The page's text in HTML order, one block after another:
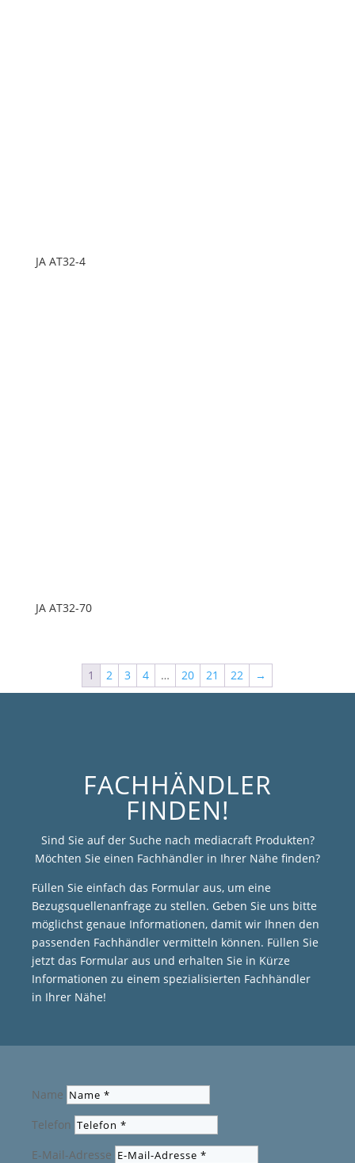
JA AT32-4
JA AT32-70
1 2 3 4 … 20 21 22 →
FACHHÄNDLER
FINDEN!
Sind Sie auf der Suche nach mediacraft Produkten?
Möchten Sie einen Fachhändler in Ihrer Nähe finden?
Füllen Sie einfach das Formular aus, um eine
Bezugsquellenanfrage zu stellen. Geben Sie uns bitte
möglichst genaue Informationen, damit wir Ihnen den
passenden Fachhändler vermitteln können. Füllen Sie
jetzt das Formular aus und erhalten Sie in Kürze
Informationen zu einem spezialisierten Fachhändler
in Ihrer Nähe!
Name
Telefon
E-Mail-Adresse